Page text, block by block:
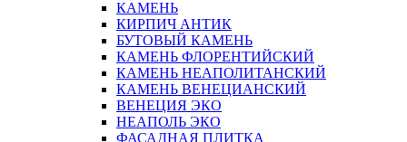
КАМЕНЬ
КИРПИЧ АНТИК
БУТОВЫЙ КАМЕНЬ
КАМЕНЬ ФЛОРЕНТИЙСКИЙ
КАМЕНЬ НЕАПОЛИТАНСКИЙ
КАМЕНЬ ВЕНЕЦИАНСКИЙ
ВЕНЕЦИЯ ЭКО
НЕАПОЛЬ ЭКО
ФАСАДНАЯ ПЛИТКА